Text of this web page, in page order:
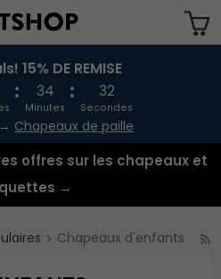
tillagd i varukorgen
15% DE REMISE
34
Minutes
31
Secondes
→ Chapeaux de paille
offres sur les chapeaux et
→
Chapeaux d'enfants